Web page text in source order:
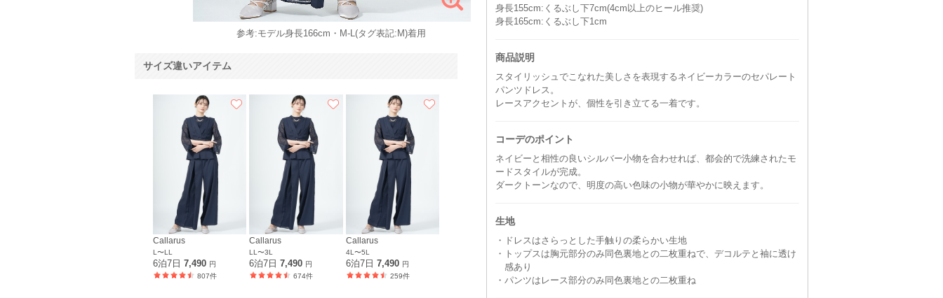
身長155cm:くるぶし下7cm(4cm以上のヒール推奨)
身長165cm:くるぶし下1cm
商品説明
スタイリッシュでこなれた美しさを表現するネイビーカラーのセパレート
パンツドレス。
レースアクセントが、個性を引き立てる一着です。
コーデのポイント
ネイビーと相性の良いシルバー小物を合わせれば、都会的で洗練されたモ
ードスタイルが完成。
ダークトーンなので、明度の高い色味の小物が華やかに映えます。
生地
・ドレスはさらっとした手触りの柔らかい生地
・トップスは胸元部分のみ同色裏地との二枚重ねで、デコルテと袖に透け
感あり
・パンツはレース部分のみ同色裏地との二枚重ね
参考:モデル身長166cm・M-L(タグ表記:M)着用
サイズ違いアイテム
Callarus
L〜LL
6泊7日 7,490 円
807件
Callarus
LL〜3L
6泊7日7,490 円
674件
Callarus
4L〜5L
6泊7日 7,490 円
259件